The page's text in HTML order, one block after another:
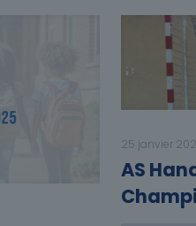
25 janvier
AS